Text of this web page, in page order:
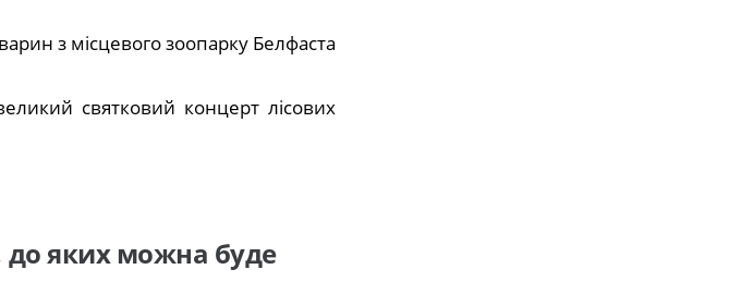
з місцевого зоопарку Белфаста
святковий концерт лісових
до яких можна буде